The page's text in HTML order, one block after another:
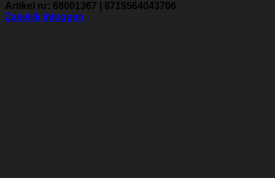
Artikel nr: 68001367 | 8719564043706
Zakelijk inloggen